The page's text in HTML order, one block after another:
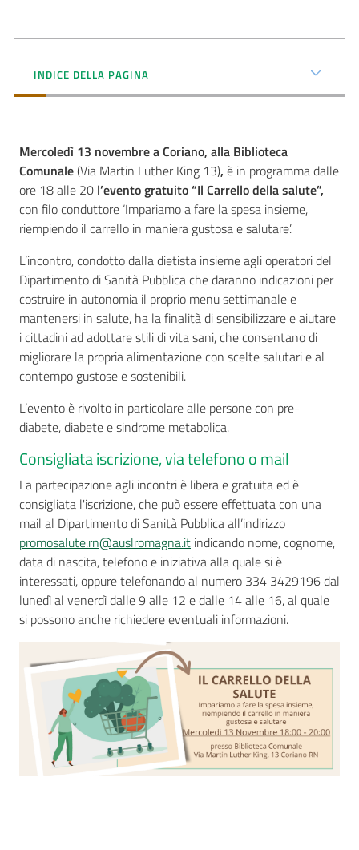
Bandi
Seguici
su
INDICE DELLA PAGINA
Mercoledì 13 novembre a Coriano, alla Biblioteca
Comunale(Via Martin Luther King 13), è in programma dalle
ore 18 alle 20 l’evento gratuito “Il Carrello della salute”,
con filo conduttore ‘Impariamo a fare la spesa insieme,
riempiendo il carrello in maniera gustosa e salutare’.
L’incontro, condotto dalla dietista insieme agli operatori del
Dipartimento di Sanità Pubblica che daranno indicazioni per
costruire in autonomia il proprio menu settimanale e
mantenersi in salute, ha la finalità di sensibilizzare e aiutare
i cittadini ad adottare stili di vita sani, che consentano di
migliorare la propria alimentazione con scelte salutari e al
contempo gustose e sostenibili.
L’evento è rivolto in particolare alle persone con pre-
diabete, diabete e sindrome metabolica.
Consigliata iscrizione, via telefono o mail
La partecipazione agli incontri è libera e gratuita ed è
consigliata l'iscrizione, che può essere effettuata con una
mail al Dipartimento di Sanità Pubblica all’indirizzo
promosalute.rn@auslromagna.it indicando nome, cognome,
data di nascita, telefono e iniziativa alla quale si è
interessati, oppure telefonando al numero 334 3429196 dal
lunedì al venerdì dalle 9 alle 12 e dalle 14 alle 16, al quale
si possono anche richiedere eventuali informazioni.